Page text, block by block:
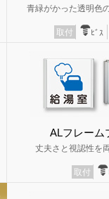
青緑がかった透明色
取付 ﾋﾞｽ
ALフレーム
丈夫さと視認性を
取付